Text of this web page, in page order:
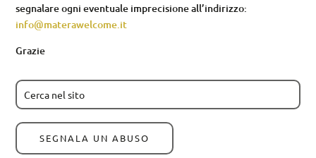
segnalare ogni eventuale imprecisione all’indirizzo:
info@materawelcome.it
Grazie
SEGNALA UN ABUSO